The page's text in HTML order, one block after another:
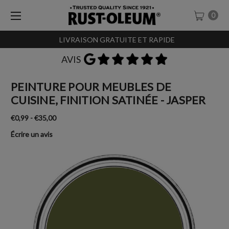
LIVRAISON GRATUITE ET RAPIDE
0
AVIS
PEINTURE POUR MEUBLES DE
CUISINE, FINITION SATINÉE - JASPER
€0,99 - €35,00
Écrire un avis